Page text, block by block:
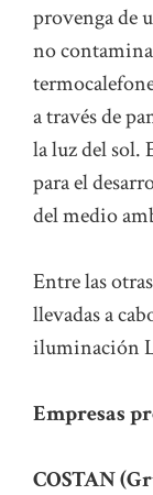
provenga de
no
a través de
la luz del sol.
para el
del medio
Entre las
llevadas a
iluminación
Empresas
COSTAN